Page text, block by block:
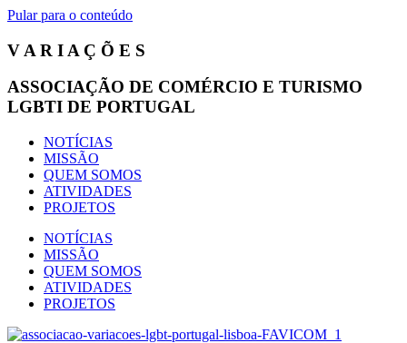
Pular para o conteúdo
V A R I A Ç Õ E S
ASSOCIAÇÃO DE COMÉRCIO E TURISMO
LGBTI DE PORTUGAL
NOTÍCIAS
MISSÃO
QUEM SOMOS
ATIVIDADES
PROJETOS
NOTÍCIAS
MISSÃO
QUEM SOMOS
ATIVIDADES
PROJETOS